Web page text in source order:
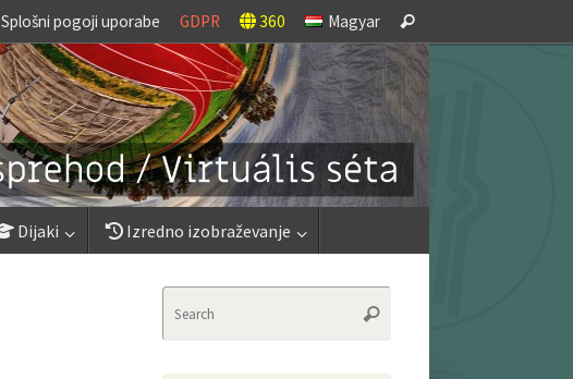
Splošni pogoji uporabe GDPR 360 Magyar
for:
Search
Dijaki Izredno izobraževanje
Search